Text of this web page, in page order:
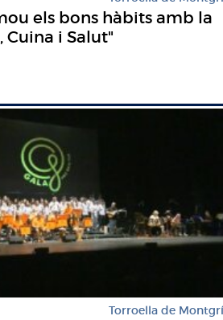
els bons hàbits amb la
i Salut"
Torroella de Montgrí